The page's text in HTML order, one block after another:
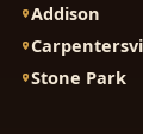
Addison
Stone Park